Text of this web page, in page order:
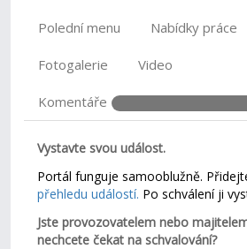
Polední menu Nabídky práce
Fotogalerie Video
Komentáře
Vystavte svou událost.
Portál funguje samooblužně.
přehledu událostí. Po schválení ji
Jste provozovatelem nebo
nechcete čekat na schvalování?